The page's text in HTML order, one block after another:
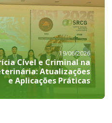
19/06/2026
Cível e Criminal na
Atualizações
e Aplicações Práticas